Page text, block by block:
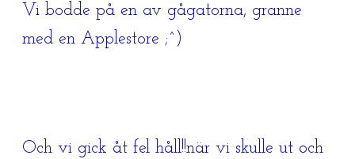
Vi bodde på en av gågatorna, granne
med en Applestore ;^)
Och vi gick åt fel håll!!när vi skulle ut och